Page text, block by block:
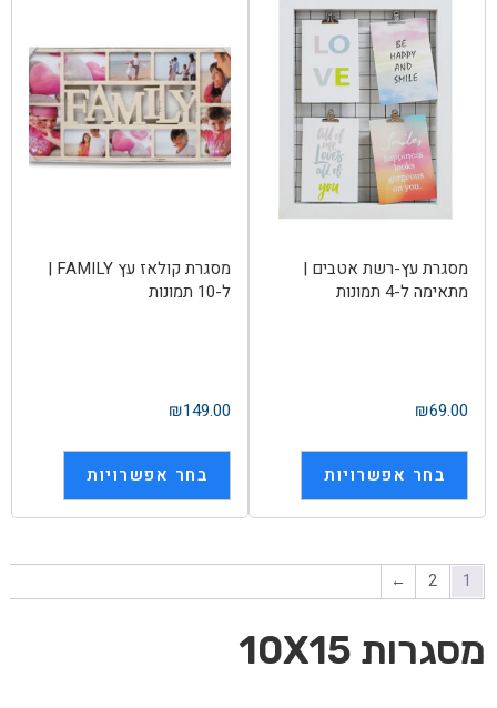
מסגרת עץ-רשת אטבים |
מתאימה ל-4 תמונות
₪69.00
בחר אפשרויות
מסגרת קולאז עץ FAMILY |
ל-10 תמונות
₪149.00
בחר אפשרויות
1
2
←
מסגרות 10X15